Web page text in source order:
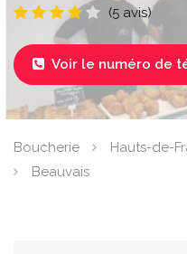
(5 avis)
 Voir le numéro de
Boucherie Hauts-de-
Beauvais